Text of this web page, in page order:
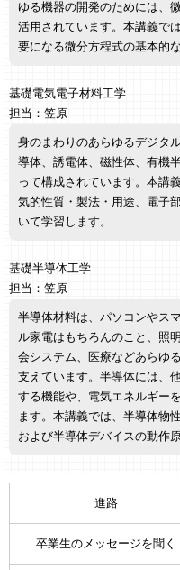
ゆる機器の開発のためには、
活用されています。本講義で
要になる微分方程式の基本的
基礎電気電子材料工学
担当：笠原
身のまわりのあらゆるデジタ
導体、誘電体、磁性体、有機
って構成されています。本講
気的性質・製法・用途、電子
いて学習します。
基礎半導体工学
担当：笠原
半導体材料は、パソコンやス
ル家電はもちろんのこと、照
会システム、医療などあらゆ
支えています。半導体には、
する機能や、電気エネルギー
ます。本講義では、半導体物
および半導体デバイスの動作
進路
卒業生のメッセージを聞く